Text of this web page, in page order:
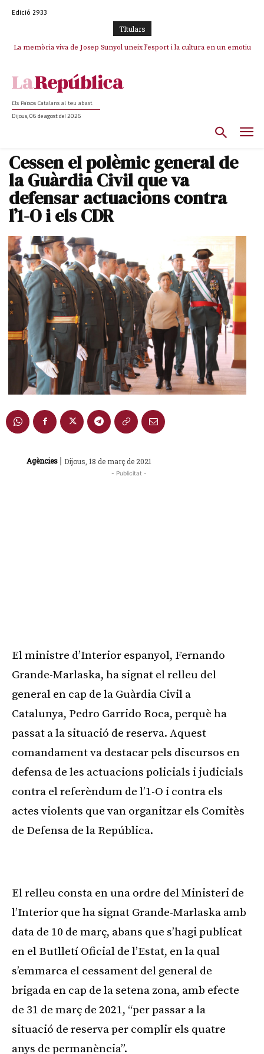
Edició 2933
TItulars
La memòria viva de Josep Sunyol uneix l’esport i la cultura en un emotiu
La “dignitat” a mitges de Marc Puigtió: renuncia a Girona pels àudios però
Els Països Catalans al teu abast
Dijous, 06 de agost del 2026
Cessen el polèmic general de
la Guàrdia Civil que va
defensar actuacions contra
l’1-O i els CDR
Agències | Dijous, 18 de març de 2021
- Publicitat -
El ministre d’Interior espanyol, Fernando
Grande-Marlaska, ha signat el relleu del
general en cap de la Guàrdia Civil a
Catalunya, Pedro Garrido Roca, perquè ha
passat a la situació de reserva. Aquest
comandament va destacar pels discursos en
defensa de les actuacions policials i judicials
contra el referèndum de l’1-O i contra els
actes violents que van organitzar els Comitès
de Defensa de la República.
El relleu consta en una ordre del Ministeri de
l’Interior que ha signat Grande-Marlaska amb
data de 10 de març, abans que s’hagi publicat
en el Butlletí Oficial de l’Estat, en la qual
s’emmarca el cessament del general de
brigada en cap de la setena zona, amb efecte
de 31 de març de 2021, “per passar a la
situació de reserva per complir els quatre
anys de permanència”.